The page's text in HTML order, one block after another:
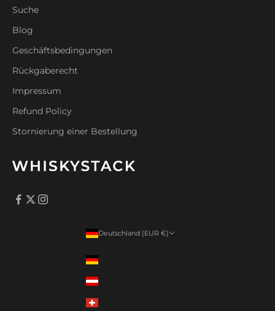
Suche
Blog
Geschäftsbedingungen
Rückgaberecht
Impressum
Refund Policy
Stornierung einer Bestellung
Deutschland (EUR €)